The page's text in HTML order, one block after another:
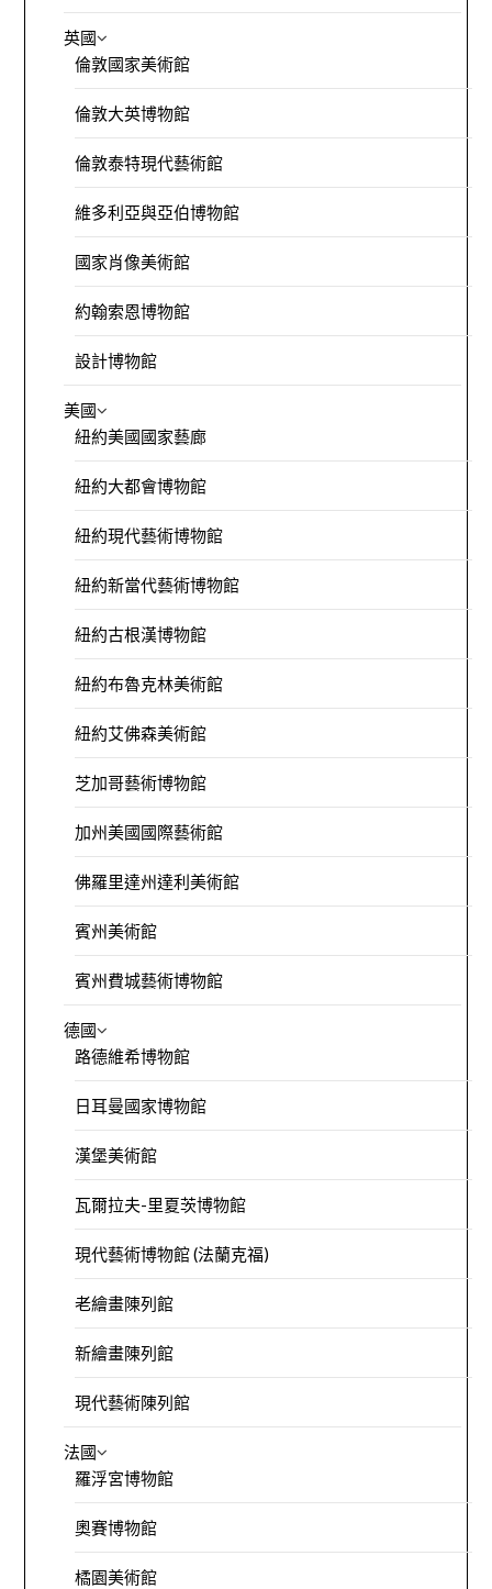
英國
倫敦國家美術館
倫敦大英博物館
倫敦泰特現代藝術館
維多利亞與亞伯博物館
國家肖像美術館
約翰索恩博物館
設計博物館
美國
紐約美國國家藝廊
紐約大都會博物館
紐約現代藝術博物館
紐約新當代藝術博物館
紐約古根漢博物館
紐約布魯克林美術館
紐約艾佛森美術館
芝加哥藝術博物館
加州美國國際藝術館
佛羅里達州達利美術館
賓州美術館
賓州費城藝術博物館
德國
路德維希博物館
日耳曼國家博物館
漢堡美術館
瓦爾拉夫-里夏茨博物館
現代藝術博物館 (法蘭克福)
老繪畫陳列館
新繪畫陳列館
現代藝術陳列館
法國
羅浮宮博物館
奧賽博物館
橘園美術館